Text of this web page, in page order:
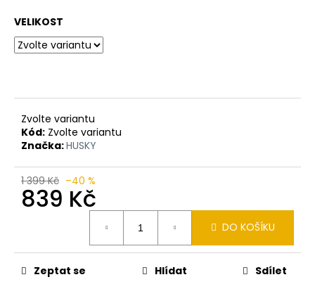
VELIKOST
Zvolte variantu
Kód: Zvolte variantu
Značka:HUSKY
1 399 Kč –40 %
839 Kč
DO KOŠÍKU
Zeptat se Hlídat Sdílet
D
o
r
u
č
u
e
m